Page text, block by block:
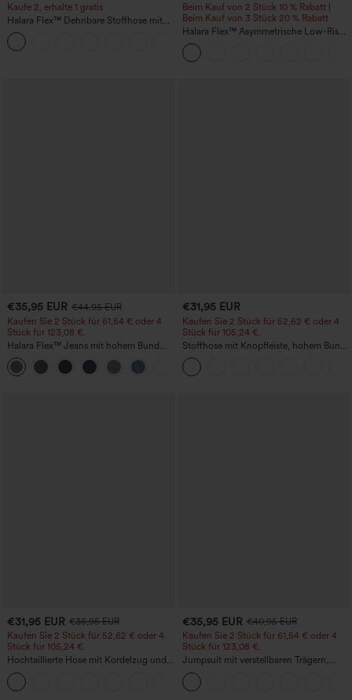
Kaufe 2, erhalte 1 gratis
Halara Flex™ Dehnbare Stoffhose mit
hohem Bund und Seitentasche hinten
Beim Kauf von 2 Stück 10 % Rabatt |
Beim Kauf von 3 Stück 20 % Rabatt
Halara Flex™ Asymmetrische Low-Rise-
Jeans mit Reißverschlusstaschen,
Baggy-Stil, weitem Bein, gewaschen,
lässig
€35,95 EUR €44,95 EUR
Kaufen Sie 2 Stück für 61,54 € oder 4
Stück für 123,08 €.
Halara Flex™ Jeans mit hohem Bund
und Taschen, gewaschener, lässiger
Bootcut
€31,95 EUR
Kaufen Sie 2 Stück für 52,62 € oder 4
Stück für 105,24 €.
Stoffhose mit Knopfleiste, hohem Bund,
mehreren Taschen und geradem Bein
€31,95 EUR €35,95 EUR
Kaufen Sie 2 Stück für 52,62 € oder 4
Stück für 105,24 €.
Hochtaillierte Hose mit Kordelzug und
Taschen, weitem Bein, lässig und locker
in Leinenoptik
€35,95 EUR €40,95 EUR
Kaufen Sie 2 Stück für 61,54 € oder 4
Stück für 123,08 €.
Jumpsuit mit verstellbaren Trägern,
gerafftem Detail, weitem Bein und
meliertem Stoff, lässig, mit Taschen -
Easy Peezy